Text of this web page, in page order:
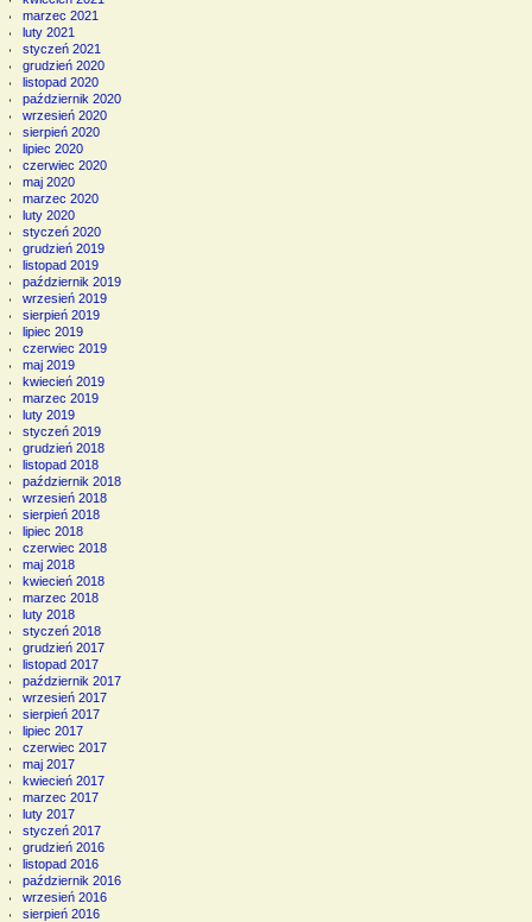
marzec 2021
luty 2021
styczeń 2021
grudzień 2020
listopad 2020
październik 2020
wrzesień 2020
sierpień 2020
lipiec 2020
czerwiec 2020
maj 2020
marzec 2020
luty 2020
styczeń 2020
grudzień 2019
listopad 2019
październik 2019
wrzesień 2019
sierpień 2019
lipiec 2019
czerwiec 2019
maj 2019
kwiecień 2019
marzec 2019
luty 2019
styczeń 2019
grudzień 2018
listopad 2018
październik 2018
wrzesień 2018
sierpień 2018
lipiec 2018
czerwiec 2018
maj 2018
kwiecień 2018
marzec 2018
luty 2018
styczeń 2018
grudzień 2017
listopad 2017
październik 2017
wrzesień 2017
sierpień 2017
lipiec 2017
czerwiec 2017
maj 2017
kwiecień 2017
marzec 2017
luty 2017
styczeń 2017
grudzień 2016
listopad 2016
październik 2016
wrzesień 2016
sierpień 2016